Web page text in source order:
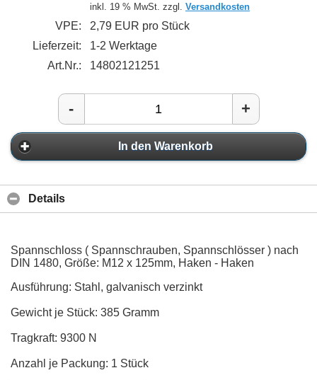
inkl. 19 % MwSt. zzgl. Versandkosten
VPE:
2,79 EUR pro Stück
Lieferzeit:
1-2 Werktage
Art.Nr.:
14802121251
- +
In den Warenkorb
Details
Spannschloss ( Spannschrauben, Spannschlösser ) nach
DIN 1480, Größe: M12 x 125mm, Haken - Haken
Ausführung: Stahl, galvanisch verzinkt
Gewicht je Stück: 385 Gramm
Tragkraft: 9300 N
Anzahl je Packung: 1 Stück